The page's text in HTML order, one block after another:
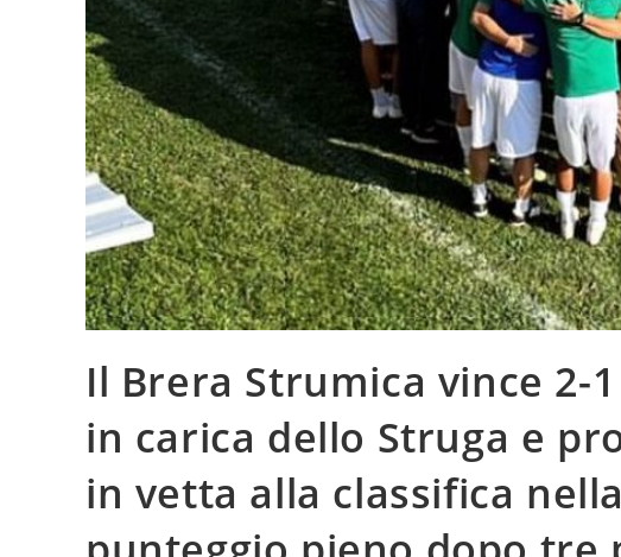
Il Brera Strumica vince 2-
in carica dello Struga e
in vetta alla classifica